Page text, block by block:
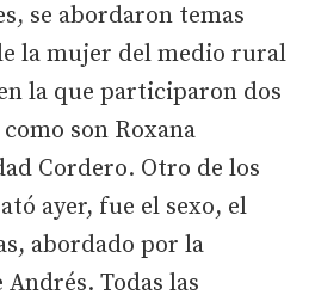
se abordaron temas
la mujer del medio rural
la que participaron dos
son Roxana
Cordero. Otro de los
ayer, fue el sexo, el
abordado por la
Todas las